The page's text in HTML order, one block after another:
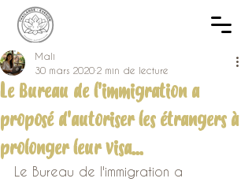
Le Bureau de l'immigration a
proposé d'autoriser les étrangers à
prolonger leur visa...
Mali
30 mars 2020 2 min de lecture
Le Bureau de l'immigration a